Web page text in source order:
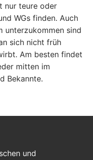
nur teure oder
WGs finden. Auch
unterzukommen sind
sich nicht früh
Am besten findet
mitten im
Bekannte.
und